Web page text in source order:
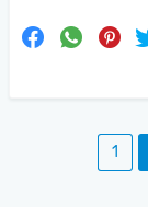
1